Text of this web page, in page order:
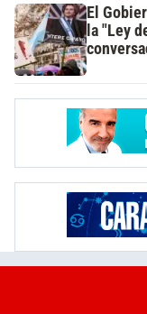
El
la "Ley